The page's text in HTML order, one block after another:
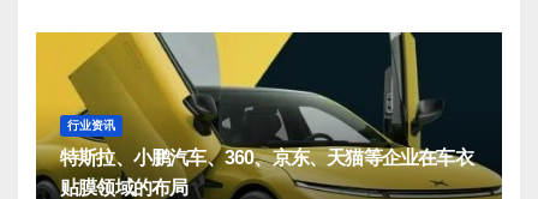
行业资讯
特斯拉、小鹏汽车、360、京东、天猫等企业在车衣
贴膜领域的布局